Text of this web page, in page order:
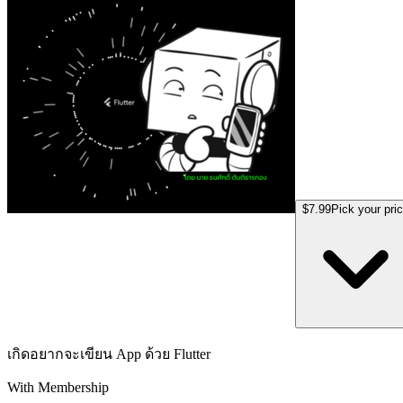
$7.99Pick your
เกิดอยากจะเขียน App ด้วย Flutter
With Membership